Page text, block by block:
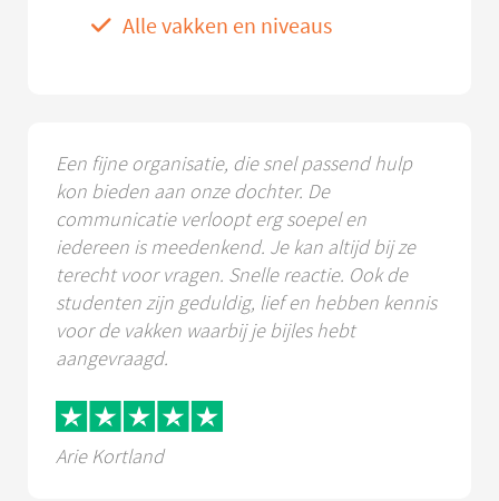
Alle vakken en niveaus
Een fijne organisatie, die snel passend hulp
kon bieden aan onze dochter. De
communicatie verloopt erg soepel en
iedereen is meedenkend. Je kan altijd bij ze
terecht voor vragen. Snelle reactie. Ook de
studenten zijn geduldig, lief en hebben kennis
voor de vakken waarbij je bijles hebt
aangevraagd.
Arie Kortland